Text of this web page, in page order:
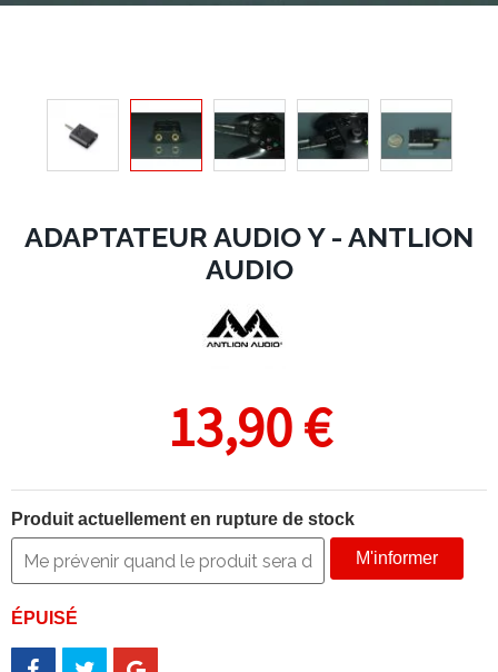
ADAPTATEUR AUDIO Y - ANTLION
AUDIO
13,90 €
Produit actuellement en rupture de stock
M'informer
ÉPUISÉ